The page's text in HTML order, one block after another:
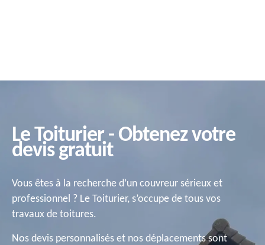
Le Toiturier - Obtenez votre
devis gratuit
Vous êtes à la recherche d’un couvreur sérieux et
professionnel ? Le Toiturier, s’occupe de tous vos
travaux de toitures.
Nos devis personnalisés et nos déplacements sont